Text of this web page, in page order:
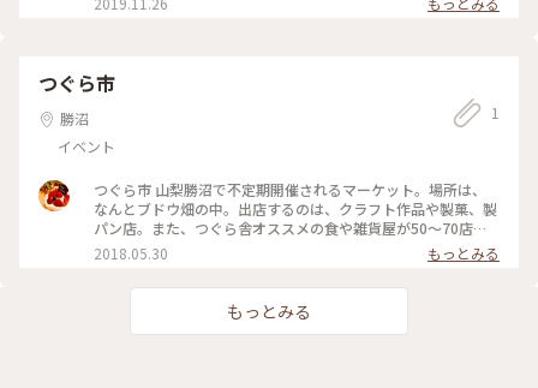
ー#みずがき湖#夜遊び#星活#星景#星景写真#夜活#オリオン座
#秋の色彩#紅葉
つぐら市
勝沼
イベント
1
つぐら市 山梨勝沼で不定期開催されるマーケット。場所は、
なんとブドウ畑の中。出店するのは、クラフト作品や製菓、製
パン店。また、つぐら舎オススメの食や雑貨屋が50〜70店舗
ほど軒を連ねる。6月は『水玉』が出店者のドレスコードとな
るなど、毎回決められたテーマがあり、勝沼らしいロケーショ
ンの中、お買い物を楽しめます。
2018.05.30 もっとみる
もっとみる